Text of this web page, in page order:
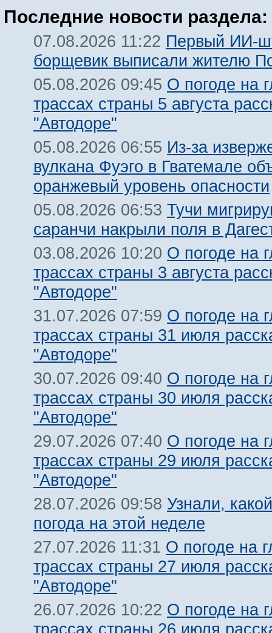
Последние новости раздела:
07.08.2026 11:22 Первый ИИ-
борщевик выписали жителю
05.08.2026 09:45 О погоде на
трассах страны 5 августа
"Автодоре"
05.08.2026 06:55 Из-за
вулкана Фуэго в Гватемале
оранжевый уровень опасности
05.08.2026 06:53 Тучи
саранчи накрыли поля в
03.08.2026 10:20 О погоде на
трассах страны 3 августа
"Автодоре"
31.07.2026 07:59 О погоде на
трассах страны 31 июля
"Автодоре"
30.07.2026 09:40 О погоде на
трассах страны 30 июля
"Автодоре"
29.07.2026 07:40 О погоде на
трассах страны 29 июля
"Автодоре"
28.07.2026 09:58 Узнали,
погода на этой неделе
27.07.2026 11:31 О погоде на
трассах страны 27 июля
"Автодоре"
26.07.2026 10:22 О погоде на
трассах страны 26 июля